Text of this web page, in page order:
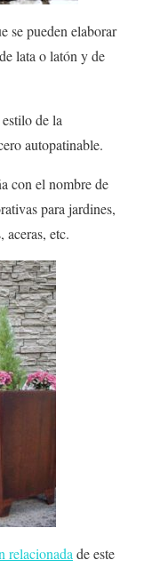
se pueden elaborar
lata o latón y de
de la
autopatinable.
con el nombre de
para jardines,
aceras, etc.
relacionada de este